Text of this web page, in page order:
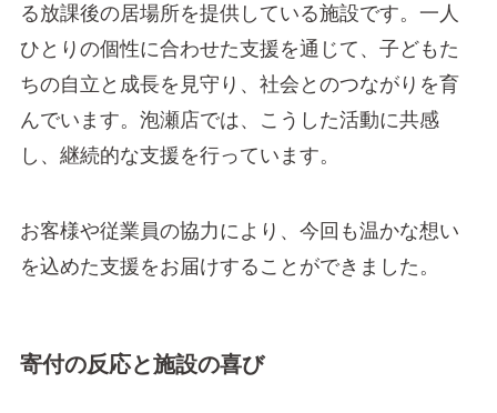
る放課後の居場所を提供している施設です。一人
ひとりの個性に合わせた支援を通じて、子どもた
ちの自立と成長を見守り、社会とのつながりを育
んでいます。泡瀬店では、こうした活動に共感
し、継続的な支援を行っています。
お客様や従業員の協力により、今回も温かな想い
を込めた支援をお届けすることができました。
寄付の反応と施設の喜び